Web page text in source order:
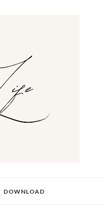
DOWNLOAD